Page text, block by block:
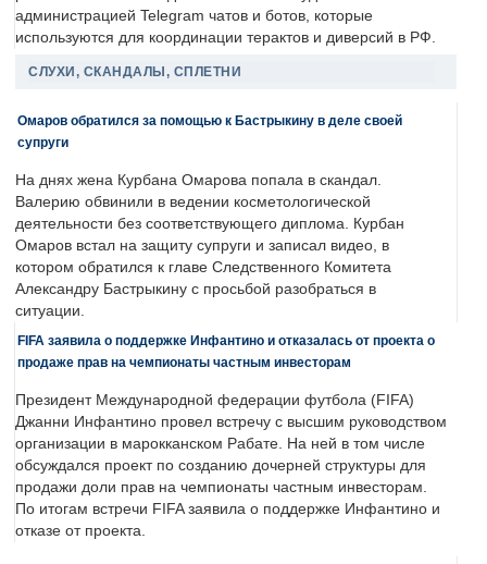
администрацией Telegram чатов и ботов, которые
используются для координации терактов и диверсий в РФ.
СЛУХИ, СКАНДАЛЫ, СПЛЕТНИ
Омаров обратился за помощью к Бастрыкину в деле своей
супруги
На днях жена Курбана Омарова попала в скандал.
Валерию обвинили в ведении косметологической
деятельности без соответствующего диплома. Курбан
Омаров встал на защиту супруги и записал видео, в
котором обратился к главе Следственного Комитета
Александру Бастрыкину с просьбой разобраться в
ситуации.
FIFA заявила о поддержке Инфантино и отказалась от проекта о
продаже прав на чемпионаты частным инвесторам
Президент Международной федерации футбола (FIFA)
Джанни Инфантино провел встречу с высшим руководством
организации в марокканском Рабате. На ней в том числе
обсуждался проект по созданию дочерней структуры для
продажи доли прав на чемпионаты частным инвесторам.
По итогам встречи FIFA заявила о поддержке Инфантино и
отказе от проекта.